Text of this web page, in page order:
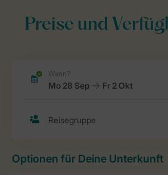
Preise und
Optionen für Deine Unterkunft